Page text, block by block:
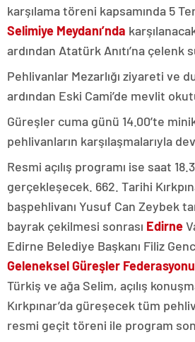
karşılama töreni kapsamında 5
Selimiye Meydanı’nda
ardından Atatürk Anıtı’na çelenk
Pehlivanlar Mezarlığı ziyareti ve
ardından Eski Cami’de mevlit
Güreşler cuma günü 14.00’te
pehlivanların karşılaşmalarıyla
Resmi açılış programı ise saat
gerçekleşecek. 662. Tarihi
başpehlivanı Yusuf Can Zeybek
bayrak çekilmesi sonrası Edirne
Edirne Belediye Başkanı Filiz
Geleneksel Güreşler Federasyonu
Türkiş ve ağa Selim, açılış
Kırkpınar’da güreşecek tüm
resmi geçit töreni ile program